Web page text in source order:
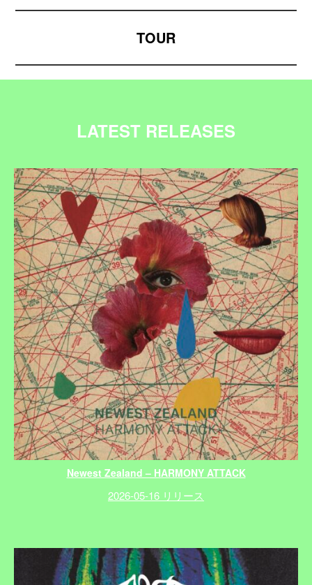
TOUR
LATEST RELEASES
Newest Zealand – HARMONY ATTACK
2026-05-16 リリース